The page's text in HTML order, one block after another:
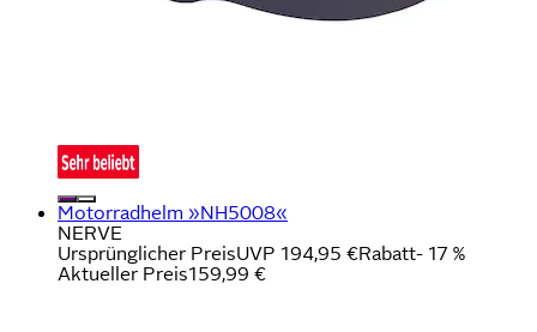
Motorradhelm »NH5008«
NERVE
Ursprünglicher PreisUVP 194,95 €Rabatt- 17 %
Aktueller Preis159,99 €